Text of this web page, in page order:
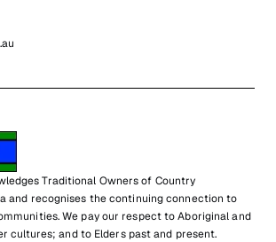
Traditional Owners of Country
and recognises the continuing connection to
We pay our respect to Aboriginal and
cultures; and to Elders past and present.